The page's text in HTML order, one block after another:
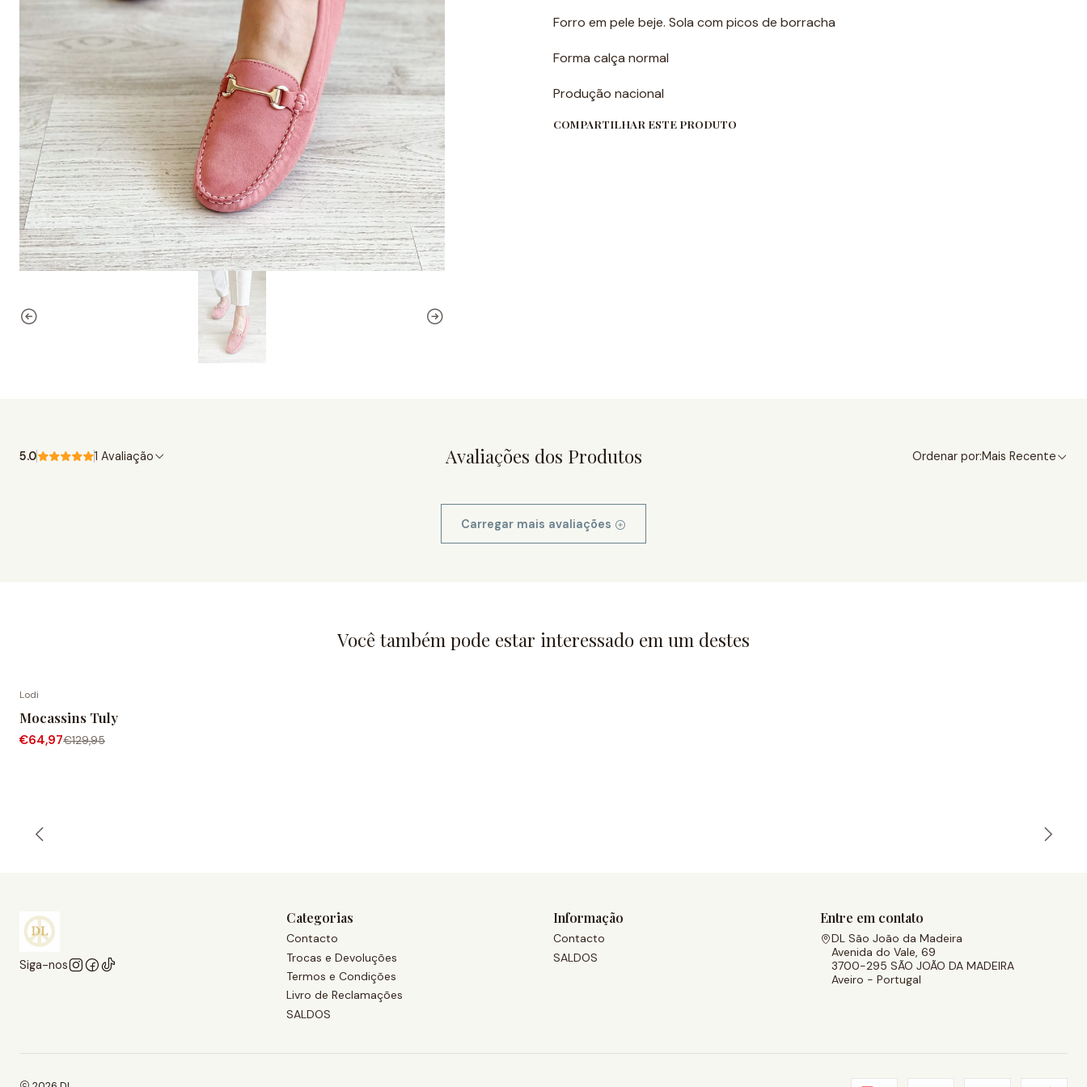
Forro em pele beje. Sola com picos de borracha
Forma calça normal
Produção nacional
COMPARTILHAR ESTE PRODUTO
Avaliações dos Produtos
5.0 1 Avaliação Ordenar por:Mais Recente
Carregar mais avaliações
Você também pode estar interessado em um destes
Lodi
Mocassins Tuly
€64,97€129,95
Siga-nos
Categorias
Contacto
Trocas e Devoluções
Termos e Condições
Livro de Reclamações
SALDOS
Informação
Contacto
SALDOS
Entre em contato
DL São João da Madeira
Avenida do Vale, 69
3700-295 SÃO JOÃO DA MADEIRA
Aveiro - Portugal